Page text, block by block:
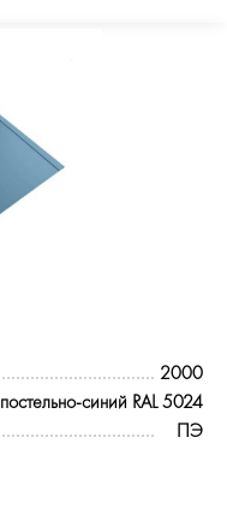
2000
постельно-синий RAL 5024
ПЭ